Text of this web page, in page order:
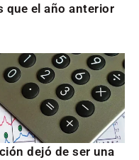
que el año anterior
dejó de ser una